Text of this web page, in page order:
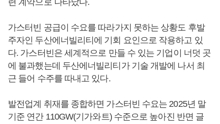
련 계약으로 나타났다.
가스터빈 공급이 수요를 따라가지 못하는 상황도 후발
주자인 두산에너빌리티에 기회 요인으로 작용하고 있
다. 가스터빈은 세계적으로 만들 수 있는 기업이 너덧 곳
에 불과했는데 두산에너빌리티가 기술 개발에 나서 최
근 들어 수주를 따내고 있다.
발전업계 취재를 종합하면 가스터빈 수요는 2025년 말
기준 연간 110GW(기가와트) 수준으로 높아진 반면 글